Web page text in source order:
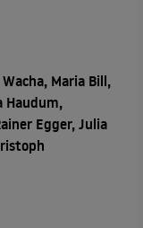
Maria Bill,
Haudum,
Egger, Julia